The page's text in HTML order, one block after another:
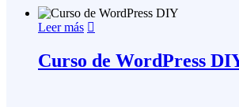
página
Leer más
Curso de WordPress